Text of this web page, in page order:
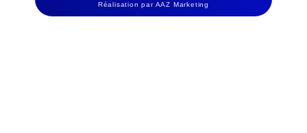
Réalisation par AAZ Marketing